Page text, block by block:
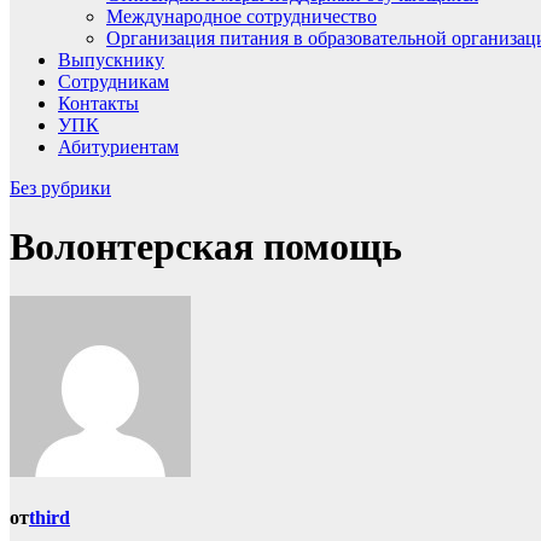
Международное сотрудничество
Организация питания в образовательной
Выпускнику
Сотрудникам
Контакты
УПК
Абитуриентам
Без рубрики
Волонтерская помощь
отthird